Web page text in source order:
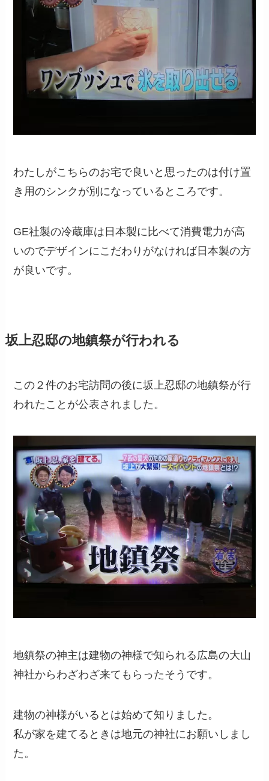
わたしがこちらのお宅で良いと思ったのは付け置
き用のシンクが別になっているところです。
GE社製の冷蔵庫は日本製に比べて消費電力が高
いのでデザインにこだわりがなければ日本製の方
が良いです。
坂上忍邸の地鎮祭が行われる
この２件のお宅訪問の後に坂上忍邸の地鎮祭が行
われたことが公表されました。
地鎮祭の神主は建物の神様で知られる広島の大山
神社からわざわざ来てもらったそうです。
建物の神様がいるとは始めて知りました。
私が家を建てるときは地元の神社にお願いしまし
た。